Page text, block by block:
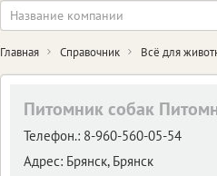
Главная Справочник Всё для
Питомник собак
Телефон.: 8-960-560-05-54
Адрес: Брянск, Брянск